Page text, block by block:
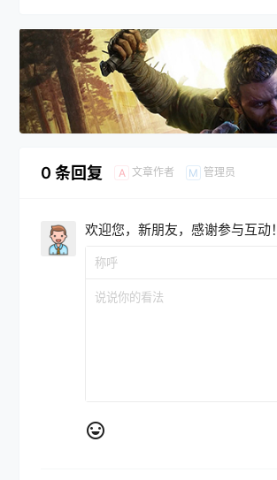
0 条回复 A 文章作者 M 管理员
欢迎您，新朋友，感谢参与互动！